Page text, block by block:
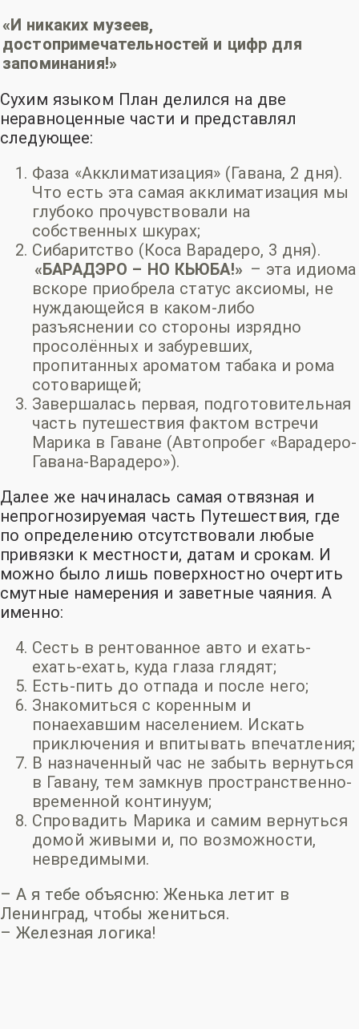
«И никаких музеев,
достопримечательностей и цифр для
запоминания!»
Сухим языком План делился на две
неравноценные части и представлял
следующее:
Фаза «Акклиматизация» (Гавана, 2 дня).
Что есть эта самая акклиматизация мы
глубоко прочувствовали на
собственных шкурах;
Сибаритство (Коса Варадеро, 3 дня).
«БАРАДЭРО – НО КЬЮБА!» – эта идиома
вскоре приобрела статус аксиомы, не
нуждающейся в каком-либо
разъяснении со стороны изрядно
просолённых и забуревших,
пропитанных ароматом табака и рома
сотоварищей;
Завершалась первая, подготовительная
часть путешествия фактом встречи
Марика в Гаване (Автопробег «Варадеро-
Гавана-Варадеро»).
Далее же начиналась самая отвязная и
непрогнозируемая часть Путешествия, где
по определению отсутствовали любые
привязки к местности, датам и срокам. И
можно было лишь поверхностно очертить
смутные намерения и заветные чаяния. А
именно:
Сесть в рентованное авто и ехать-
ехать-ехать, куда глаза глядят;
Есть-пить до отпада и после него;
Знакомиться с коренным и
понаехавшим населением. Искать
приключения и впитывать впечатления;
В назначенный час не забыть вернуться
в Гавану, тем замкнув пространственно-
временной континуум;
Спровадить Марика и самим вернуться
домой живыми и, по возможности,
невредимыми.
– А я тебе объясню: Женька летит в
Ленинград, чтобы жениться.
– Железная логика!